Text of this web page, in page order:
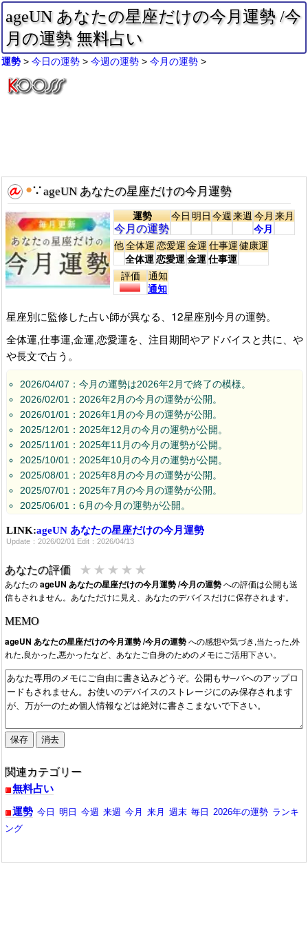
ageUN あなたの星座だけの今月運勢 /今
月の運勢 無料占い
運勢 今日の運勢 今週の運勢 今月の運勢
●∵ageUN あなたの星座だけの今月運勢
運勢
今月の運勢
今日明日今週来週今月
今月
来月
他全体運
全体運
恋愛運
恋愛運
金運
金運
仕事運
仕事運
健康運
評価
通知
通知
星座別に監修した占い師が異なる、12星座別今月の運勢。
全体運,仕事運,金運,恋愛運を、注目期間やアドバイスと共に、や
や長文で占う。
2026/04/07：今月の運勢は2026年2月で終了の模様。
2026/02/01：2026年2月の今月の運勢が公開。
2026/01/01：2026年1月の今月の運勢が公開。
2025/12/01：2025年12月の今月の運勢が公開。
2025/11/01：2025年11月の今月の運勢が公開。
2025/10/01：2025年10月の今月の運勢が公開。
2025/08/01：2025年8月の今月の運勢が公開。
2025/07/01：2025年7月の今月の運勢が公開。
2025/06/01：6月の今月の運勢が公開。
公開されていません。
LINK:ageUN あなたの星座だけの今月運勢
Update：2026/02/01 Edit：2026/04/13
あなたの評価 ★ ★ ★ ★ ★
あなたのageUN あなたの星座だけの今月運勢 /今月の運勢への評価は公開も送
信もされません。あなただけに見え、あなたのデバイスだけに保存されます。
MEMO
ageUN あなたの星座だけの今月運勢 /今月の運勢への感想や気づき,当たった,外
れた,良かった,悪かったなど、あなたご自身のためのメモにご活用下さい。
関連カテゴリー
無料占い
運勢 今日 明日 今週 来週 今月 来月 週末 毎日 2026年の運勢 ランキ
ング